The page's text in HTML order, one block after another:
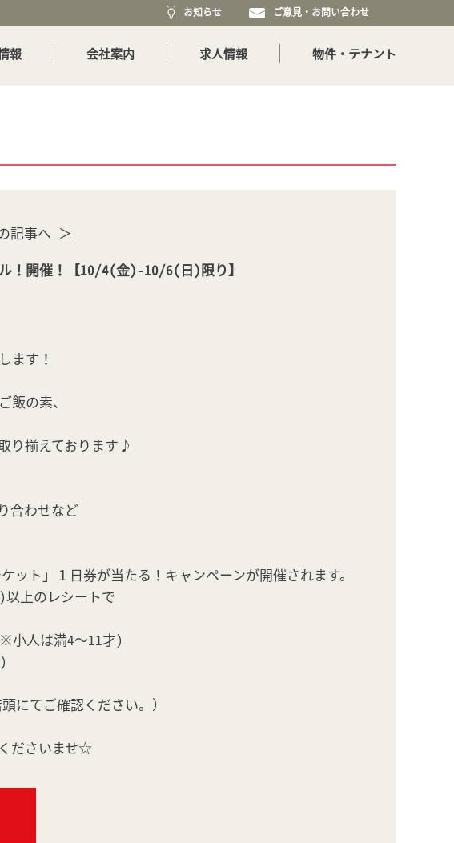
お知らせ ご意見・お問い合わせ
報 会社案内 求人情報 物件・テナント
記事へ ＞
！開催！【10/4(金)-10/6(日)限り】
ます！
飯の素、
り揃えております♪
合わせなど
ト」１日券が当たる！キャンペーンが開催されます。
上のレシートで
小人は満4～11才)
にてご確認ください。）
ださいませ☆